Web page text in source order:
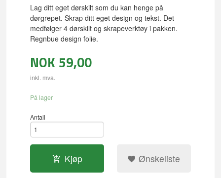
Lag ditt eget dørskilt som du kan henge på
dørgrepet. Skrap ditt eget design og tekst. Det
medfølger 4 dørskilt og skrapeverktøy i pakken.
Regnbue design folie.
NOK 59,00
inkl. mva.
På lager
Antall
Kjøp Ønskeliste